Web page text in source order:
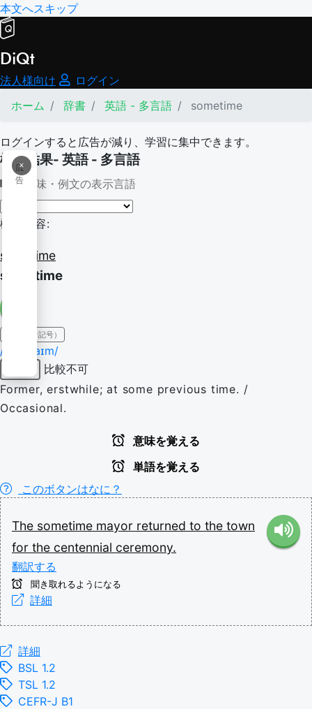
本文へスキップ
DiQt
法人様向け
ログイン
ホーム
辞書 英語 - 多言語 sometime
ログインすると広告が減り、学習に集中できます。
×
広
告
検索結果- 英語 - 多言語
意味・例文の表示言語
検索内容:
sometime
sometime
IPA（発音記号）
/ˈsʌmˌtaɪm/
比較不可
Former, erstwhile; at some previous time. /
Occasional.
意味を覚える
単語を覚える
このボタンはなに？
The sometime mayor returned to the town
for the centennial ceremony.
翻訳する
聞き取れるようになる
詳細
詳細
BSL 1.2
TSL 1.2
CEFR-J B1